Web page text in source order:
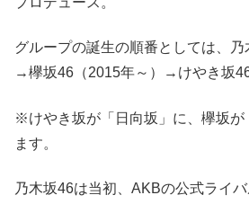
グループの誕生の順番としては、乃
→欅坂46（2015年～）→けやき坂46
※けやき坂が「日向坂」に、欅坂が
ます。
乃木坂46は当初、AKBの公式ライ